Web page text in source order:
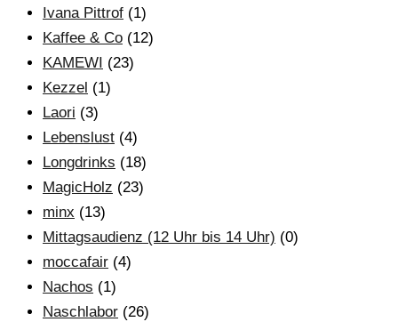
Ivana Pittrof (1)
Kaffee & Co (12)
KAMEWI (23)
Kezzel (1)
Laori (3)
Lebenslust (4)
Longdrinks (18)
MagicHolz (23)
minx (13)
Mittagsaudienz (12 Uhr bis 14 Uhr) (0)
moccafair (4)
Nachos (1)
Naschlabor (26)